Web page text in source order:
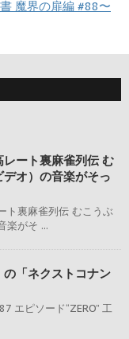
魔界の扉編 #88〜
ート裏麻雀列伝 む
オ）の音楽がそっ
ト裏麻雀列伝 むこうぶ
楽がそ ...
「ネクストコナン
エピソード“ZERO” 工